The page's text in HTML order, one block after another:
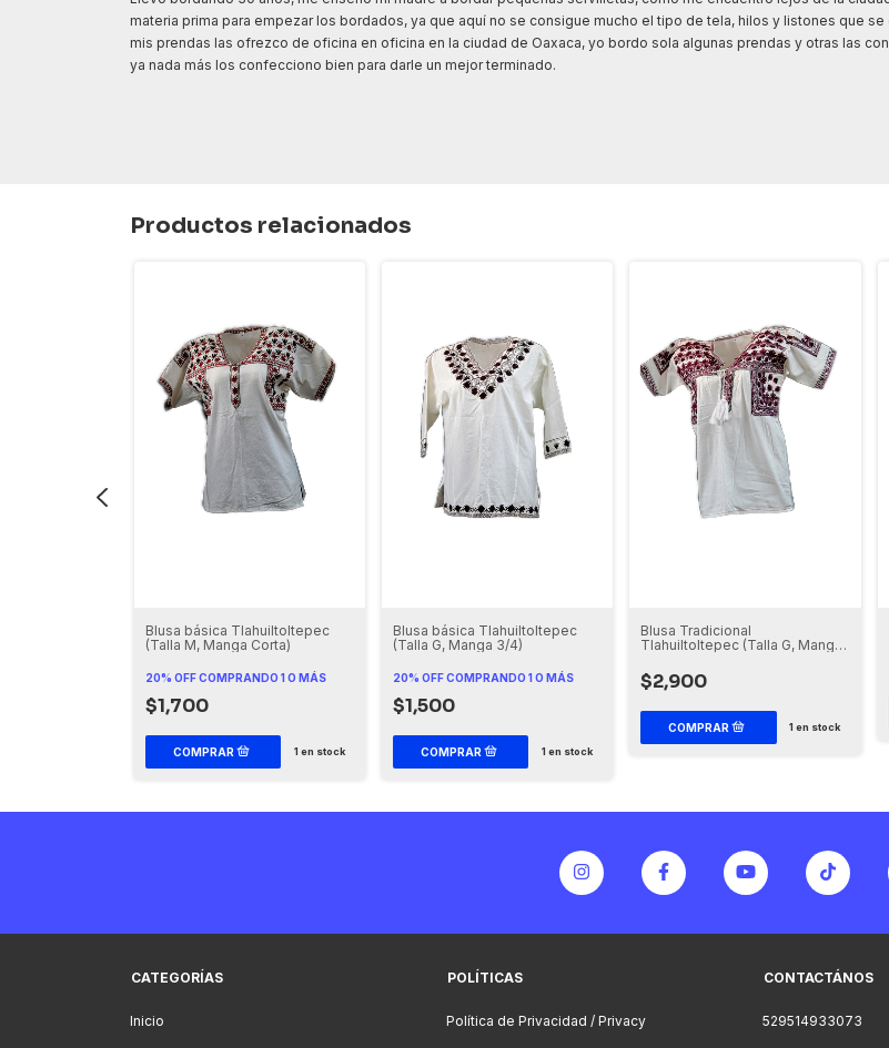
materia prima para empezar los bordados, ya que aquí no se consigue mucho el tipo de tela, hilos y listones que se
mis prendas las ofrezco de oficina en oficina en la ciudad de Oaxaca, yo bordo sola algunas prendas y otras las
ya nada más los confecciono bien para darle un mejor terminado.
Productos relacionados
Blusa básica Tlahuiltoltepec
(Talla M, Manga Corta)
20% OFFCOMPRANDO 1 O MÁS
$1,700
1 en stock
Blusa básica Tlahuiltoltepec
(Talla G, Manga 3/4)
20% OFFCOMPRANDO 1 O MÁS
$1,500
1 en stock
Blusa Tradicional
Tlahuiltoltepec (Talla G, Manga
$2,900
1 en stock
CATEGORÍAS
Inicio
POLÍTICAS
Política de Privacidad / Privacy
CONTACTÁNOS
529514933073